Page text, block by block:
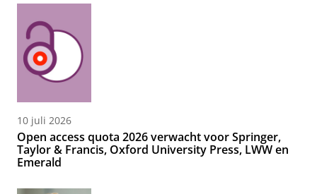
10 juli 2026
Open access quota 2026 verwacht voor Springer,
Taylor & Francis, Oxford University Press, LWW en
Emerald